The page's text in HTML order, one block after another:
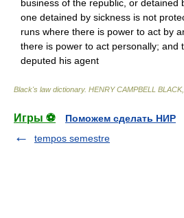
business of the republic, or detained
one detained by sickness is not
runs where there is power to act by
there is power to act personally; and
deputed his agent
Black's law dictionary. HENRY CAMPBELL BLACK,
Игры ⚽
Поможем сделать НИР
tempos semestre